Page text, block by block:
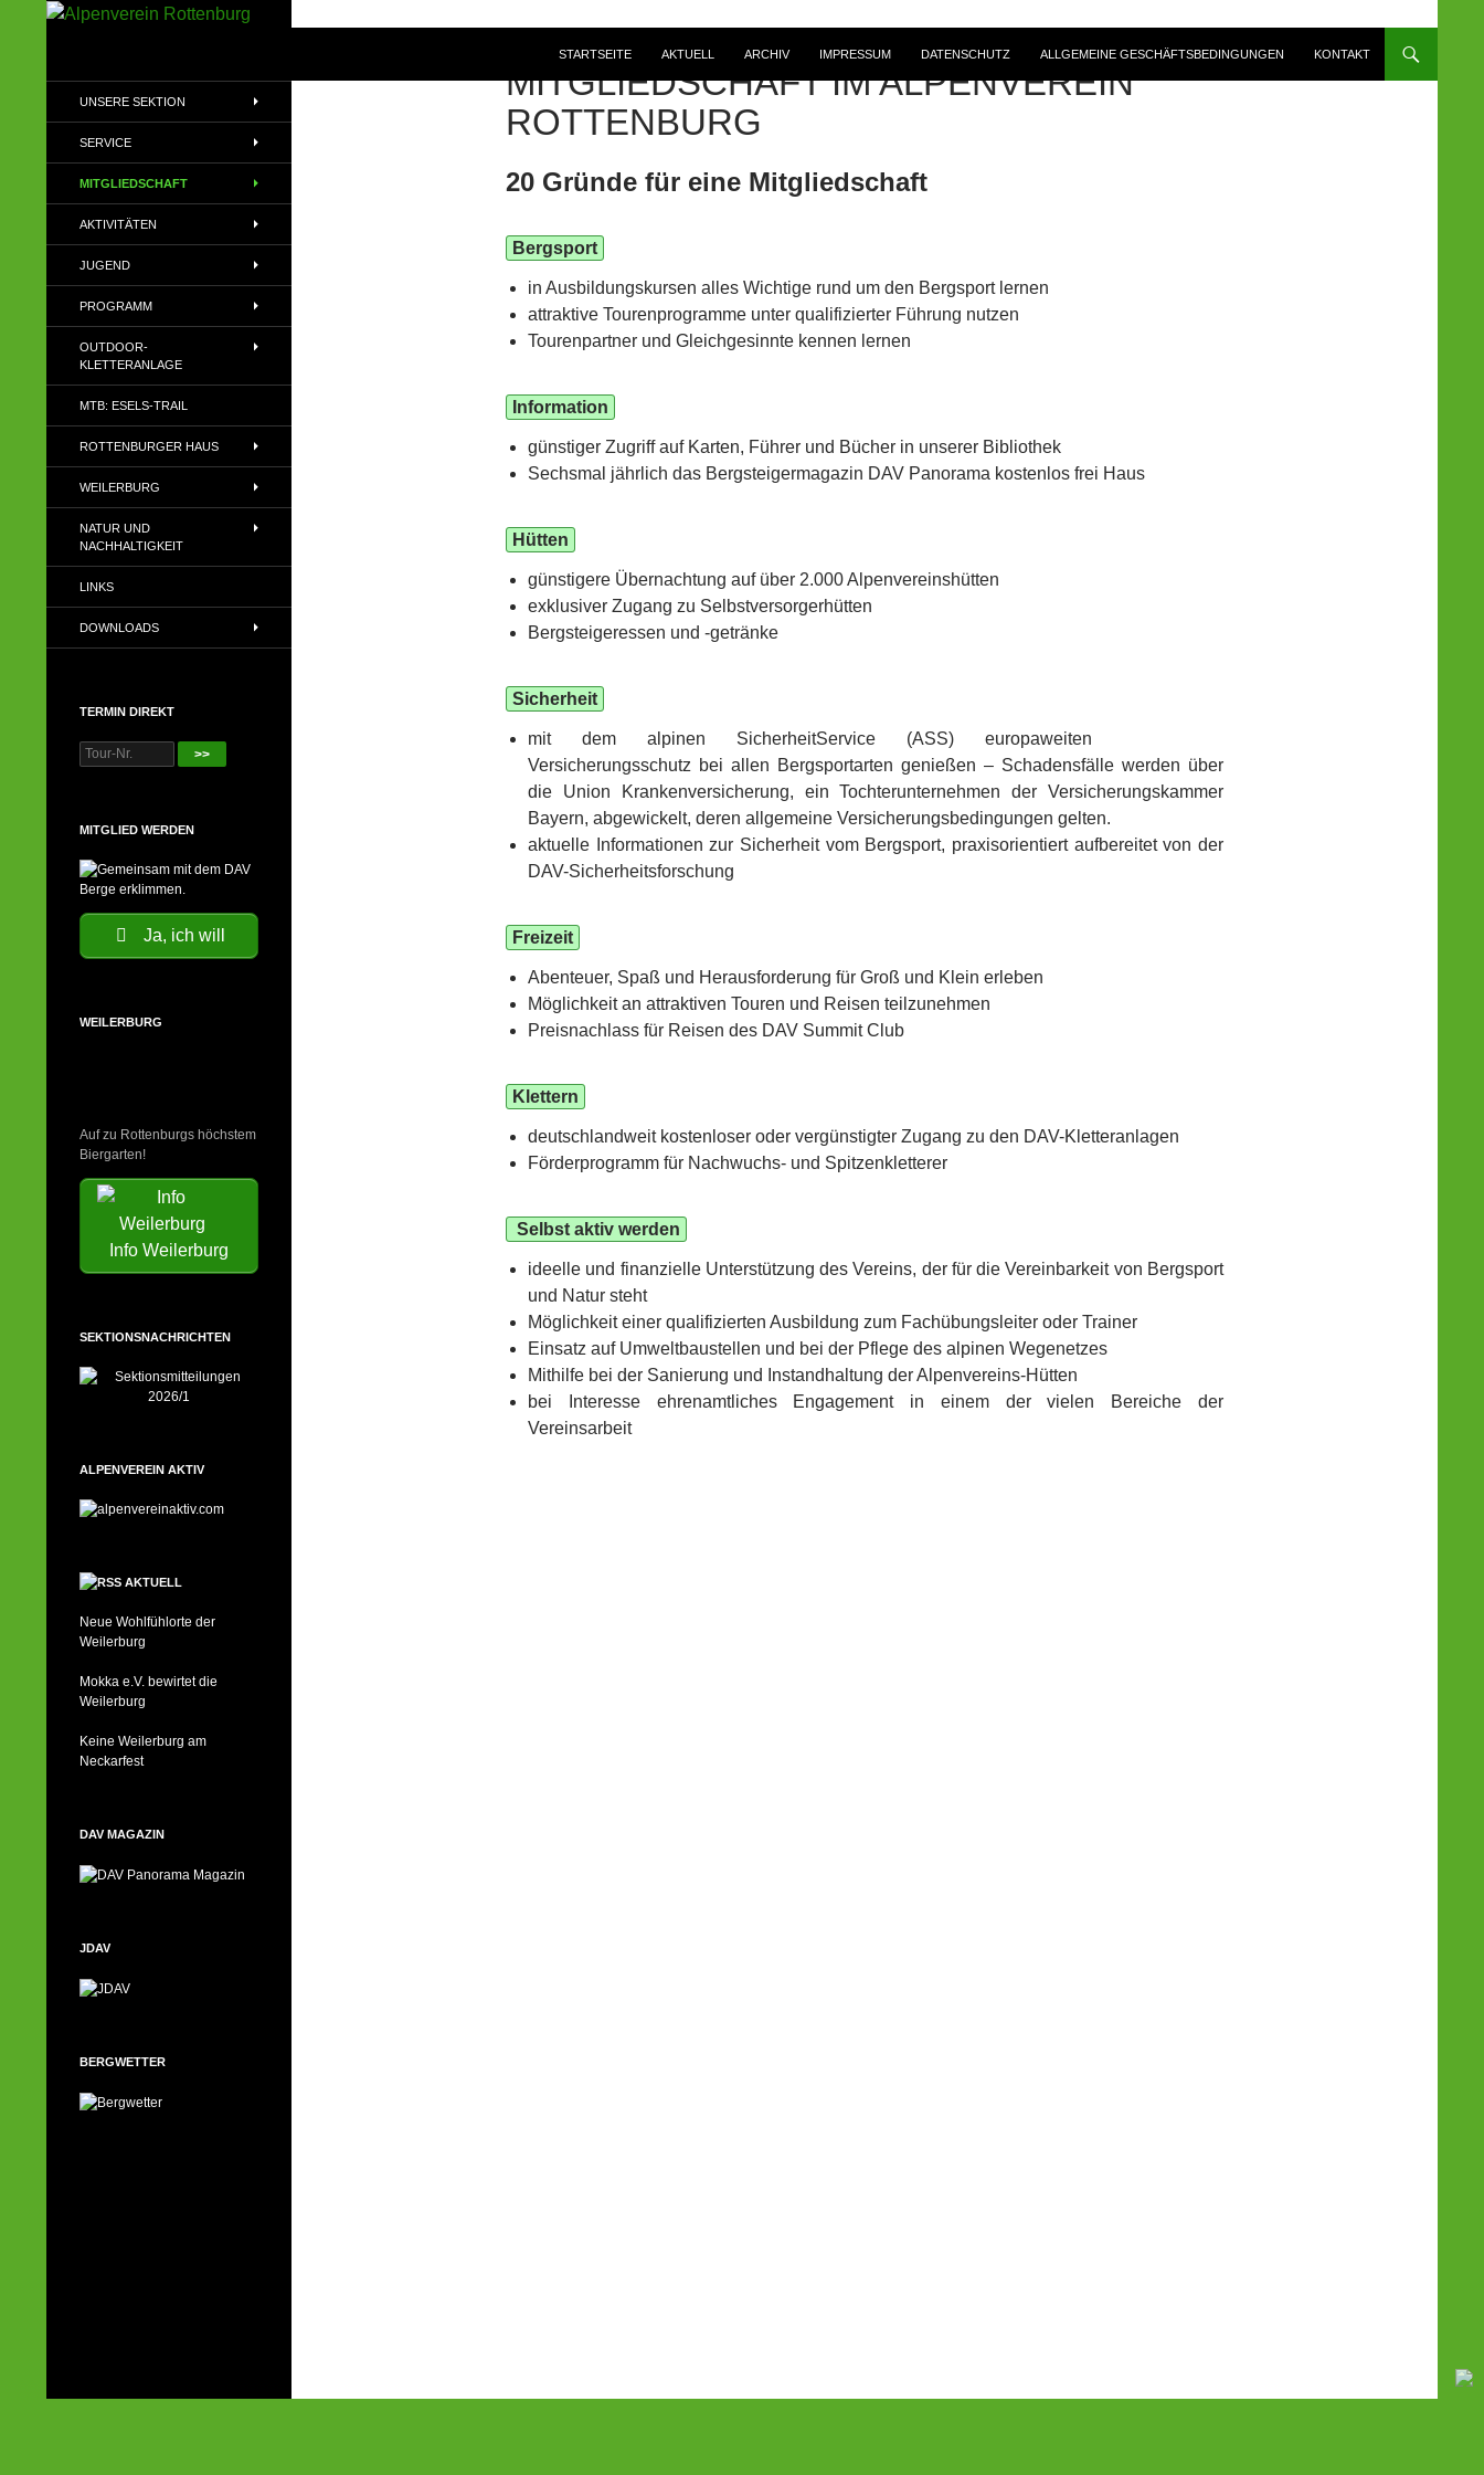
STARTSEITE AKTUELL ARCHIV IMPRESSUM DATENSCHUTZ ALLGEMEINE GESCHÄFTSBEDINGUNGEN KONTAKT
MITGLIEDSCHAFT IM ALPENVEREIN
ROTTENBURG
20 Gründe für eine Mitgliedschaft
Bergsport
in Ausbildungskursen alles Wichtige rund um den Bergsport lernen
attraktive Tourenprogramme unter qualifizierter Führung nutzen
Tourenpartner und Gleichgesinnte kennen lernen
Information
günstiger Zugriff auf Karten, Führer und Bücher in unserer Bibliothek
Sechsmal jährlich das Bergsteigermagazin DAV Panorama kostenlos frei Haus
Hütten
günstigere Übernachtung auf über 2.000 Alpenvereinshütten
exklusiver Zugang zu Selbstversorgerhütten
Bergsteigeressen und -getränke
Sicherheit
mit dem alpinen SicherheitService (ASS) europaweiten
Versicherungsschutz bei allen Bergsportarten genießen – Schadensfälle werden über
die Union Krankenversicherung, ein Tochterunternehmen der Versicherungskammer
Bayern, abgewickelt, deren allgemeine Versicherungsbedingungen gelten.
aktuelle Informationen zur Sicherheit vom Bergsport, praxisorientiert aufbereitet von der
DAV-Sicherheitsforschung
Freizeit
Abenteuer, Spaß und Herausforderung für Groß und Klein erleben
Möglichkeit an attraktiven Touren und Reisen teilzunehmen
Preisnachlass für Reisen des DAV Summit Club
Klettern
deutschlandweit kostenloser oder vergünstigter Zugang zu den DAV-Kletteranlagen
Förderprogramm für Nachwuchs- und Spitzenkletterer
Selbst aktiv werden
ideelle und finanzielle Unterstützung des Vereins, der für die Vereinbarkeit von Bergsport
und Natur steht
Möglichkeit einer qualifizierten Ausbildung zum Fachübungsleiter oder Trainer
Einsatz auf Umweltbaustellen und bei der Pflege des alpinen Wegenetzes
Mithilfe bei der Sanierung und Instandhaltung der Alpenvereins-Hütten
bei Interesse ehrenamtliches Engagement in einem der vielen Bereiche der
Vereinsarbeit
Alpenvereins (DAV) e.V
UNSERE SEKTION
SERVICE
MITGLIEDSCHAFT
AKTIVITÄTEN
JUGEND
PROGRAMM
OUTDOOR-
KLETTERANLAGE
MTB: ESELS-TRAIL
ROTTENBURGER HAUS
WEILERBURG
NATUR UND
NACHHALTIGKEIT
LINKS
DOWNLOADS
TERMIN DIREKT
>>
MITGLIED WERDEN
Ja, ich will
WEILERBURG
Auf zu Rottenburgs höchstem
Biergarten!
Info Weilerburg
SEKTIONSNACHRICHTEN
ALPENVEREIN AKTIV
AKTUELL
Neue Wohlfühlorte der
Weilerburg
Mokka e.V. bewirtet die
Weilerburg
Keine Weilerburg am
Neckarfest
DAV MAGAZIN
JDAV
BERGWETTER